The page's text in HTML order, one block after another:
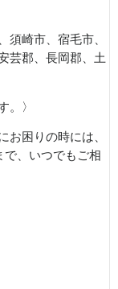
須崎市、宿毛市、
芸郡、長岡郡、土
。〉
お困りの時には、
、いつでもご相